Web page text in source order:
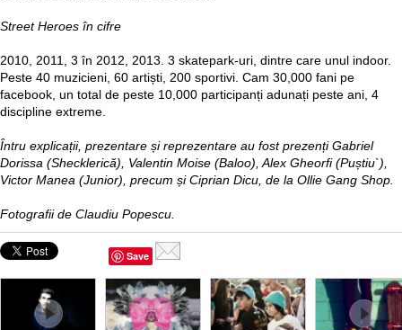
Street Heroes în cifre
2010, 2011, 3 în 2012, 2013. 3 skatepark-uri, dintre care unul indoor.
Peste 40 muzicieni, 60 artiști, 200 sportivi. Cam 30,000 fani pe
facebook, un total de peste 10,000 participanți adunați peste ani, 4
discipline extreme.
Întru explicații, prezentare și reprezentare au fost prezenți Gabriel
Dorissa (Shecklerică), Valentin Moise (Baloo), Alex Gheorfi (Puștiu`),
Victor Manea (Junior), precum și Ciprian Dicu, de la Ollie Gang Shop.
Fotografii de Claudiu Popescu.
Save